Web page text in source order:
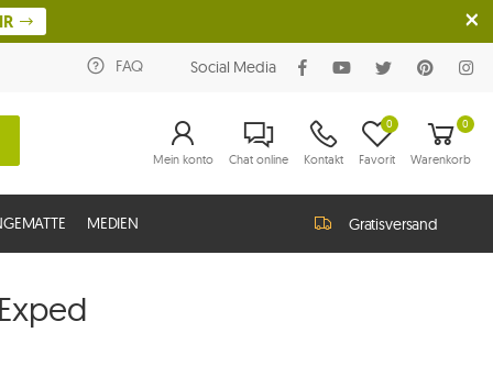
FAQ Social Media
Mein konto Chat online Kontakt Favorit
0 0
Warenkorb
MEDIEN Gratisversand